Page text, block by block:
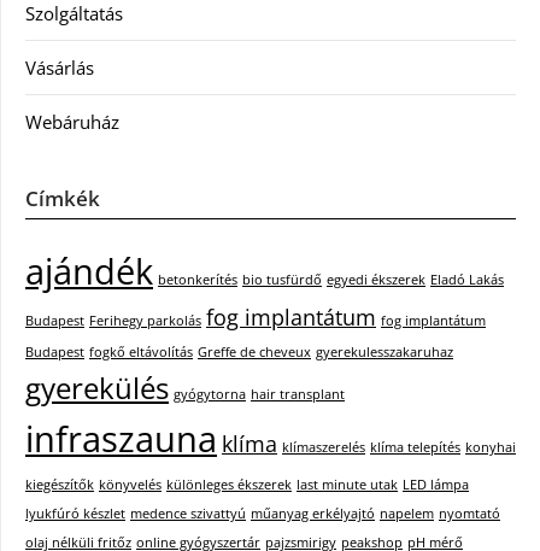
Szolgáltatás
Vásárlás
Webáruház
Címkék
ajándék betonkerítés bio tusfürdő egyedi ékszerek Eladó Lakás
Budapest Ferihegy parkolás fog implantátum fog implantátum
Budapest fogkő eltávolítás Greffe de cheveux gyerekulesszakaruhaz
gyerekülés gyógytorna hair transplant
infraszauna klíma klímaszerelés klíma telepítés konyhai
kiegészítők könyvelés különleges ékszerek last minute utak LED lámpa
lyukfúró készlet medence szivattyú műanyag erkélyajtó napelem nyomtató
olaj nélküli fritőz online gyógyszertár pajzsmirigy peakshop pH mérő